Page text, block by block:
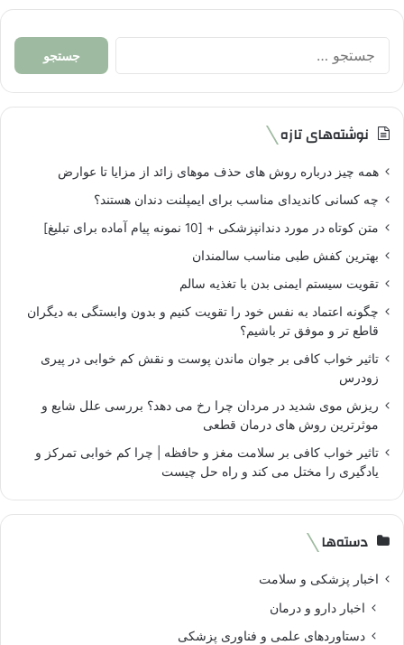
جستجو
نوشته‌های تازه
همه چیز درباره روش های حذف موهای زائد از مزایا تا عوارض
چه کسانی کاندیدای مناسب برای ایمپلنت دندان هستند؟
متن کوتاه در مورد دندانپزشکی + [10 نمونه پیام آماده برای تبلیغ]
بهترین کفش طبی مناسب سالمندان
تقویت سیستم ایمنی بدن با تغذیه سالم
چگونه اعتماد به نفس خود را تقویت کنیم و بدون وابستگی به دیگران
قاطع تر و موفق تر باشیم؟
تاثیر خواب کافی بر جوان ماندن پوست و نقش کم خوابی در پیری
زودرس
ریزش موی شدید در مردان چرا رخ می دهد؟ بررسی علل شایع و
موثرترین روش های درمان قطعی
تاثیر خواب کافی بر سلامت مغز و حافظه | چرا کم خوابی تمرکز و
یادگیری را مختل می کند و راه حل چیست
دسته‌ها
اخبار پزشکی و سلامت
اخبار دارو و درمان
دستاوردهای علمی و فناوری پزشکی